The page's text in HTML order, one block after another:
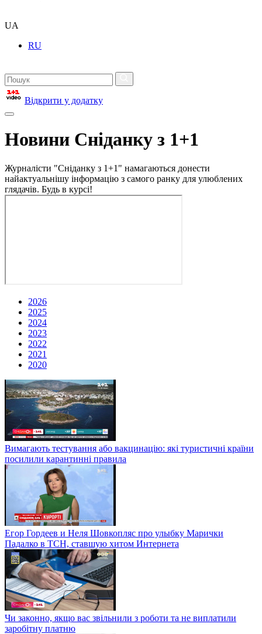
UA
RU
Відкрити у додатку
Новини Сніданку з 1+1
Журналісти "Сніданку з 1+1" намагаються донести
найактуальнішу інформацію з самого ранку для улюблених
глядачів. Будь в курсі!
2026
2025
2024
2023
2022
2021
2020
Вимагають тестування або вакцинацію: які туристичні країни
посилили карантинні правила
Егор Гордеев и Неля Шовкопляс про улыбку Марички
Падалко в ТСН, ставшую хитом Интернета
Чи законно, якщо вас звільнили з роботи та не виплатили
заробітну платню